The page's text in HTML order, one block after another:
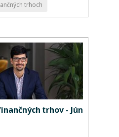
trhoch
trhov - Jún